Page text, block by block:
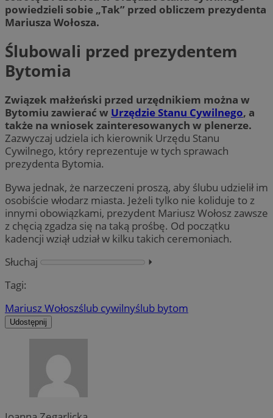
powiedzieli sobie „Tak” przed obliczem prezydenta
Mariusza Wołosza.
Ślubowali przed prezydentem
Bytomia
Związek małżeński przed urzędnikiem można w
Bytomiu zawierać w Urzędzie Stanu Cywilnego, a
także na wniosek zainteresowanych w plenerze.
Zazwyczaj udziela ich kierownik Urzędu Stanu
Cywilnego, który reprezentuje w tych sprawach
prezydenta Bytomia.
Bywa jednak, że narzeczeni proszą, aby ślubu udzielił im
osobiście włodarz miasta. Jeżeli tylko nie koliduje to z
innymi obowiązkami, prezydent Mariusz Wołosz zawsze
z chęcią zgadza się na taką prośbę. Od początku
kadencji wziął udział w kilku takich ceremoniach.
Słuchaj
⏵︎
Tagi:
Mariusz Wołoszślub cywilnyślub bytom
Udostępnij